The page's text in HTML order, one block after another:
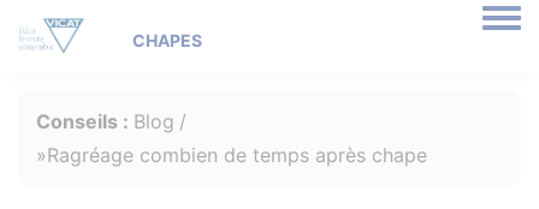
Conseils : Blog
Ragréage combien de temps après chape